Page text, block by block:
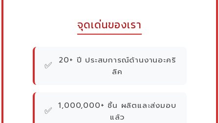
จุดเด่นของเรา
✅
20+ ปี ประสบการณ์ด้านงานอะคริ
ลิค
✅ 1,000,000+ ชิ้น ผลิตและส่งมอบ
แล้ว